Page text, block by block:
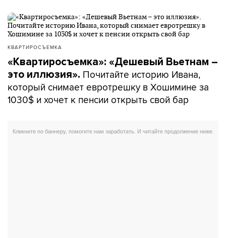
КВАРТИРОСЪЕМКА
«Квартиросъемка»: «Дешевый Вьетнам –
это иллюзия». Почитайте историю Ивана,
который снимает евротрешку в Хошимине за
1030$ и хочет к пенсии открыть свой бар